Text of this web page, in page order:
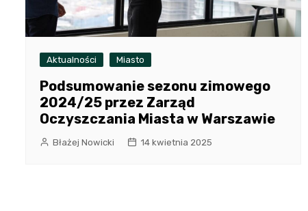
Aktualności Miasto
Podsumowanie sezonu zimowego
2024/25 przez Zarząd
Oczyszczania Miasta w Warszawie
Błażej Nowicki 14 kwietnia 2025